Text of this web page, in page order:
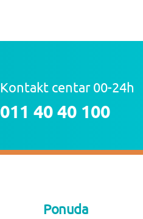
Kontakt centar 00-24h
011 40 40 100
Ponuda